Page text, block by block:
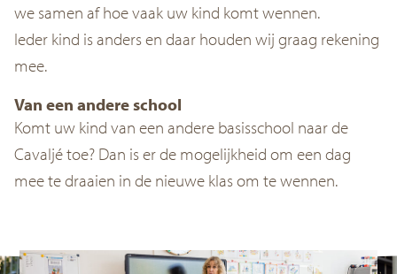
we samen af hoe vaak uw kind komt wennen.
Ieder kind is anders en daar houden wij graag rekening
mee.
Van een andere school
Komt uw kind van een andere basisschool naar de
Cavaljé toe? Dan is er de mogelijkheid om een dag
mee te draaien in de nieuwe klas om te wennen.